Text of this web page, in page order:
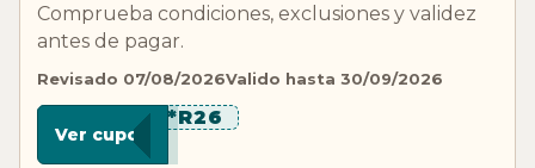
Comprueba condiciones, exclusiones y validez
antes de pagar.
Revisado 07/08/2026Valido hasta 30/09/2026
*****R26
Ver cupon